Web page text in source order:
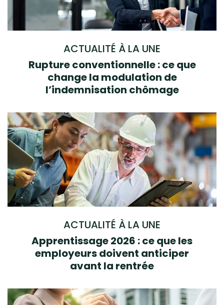
ACTUALITÉ À LA UNE
Rupture conventionnelle : ce que
change la modulation de
l’indemnisation chômage
ACTUALITÉ À LA UNE
Apprentissage 2026 : ce que les
employeurs doivent anticiper
avant la rentrée